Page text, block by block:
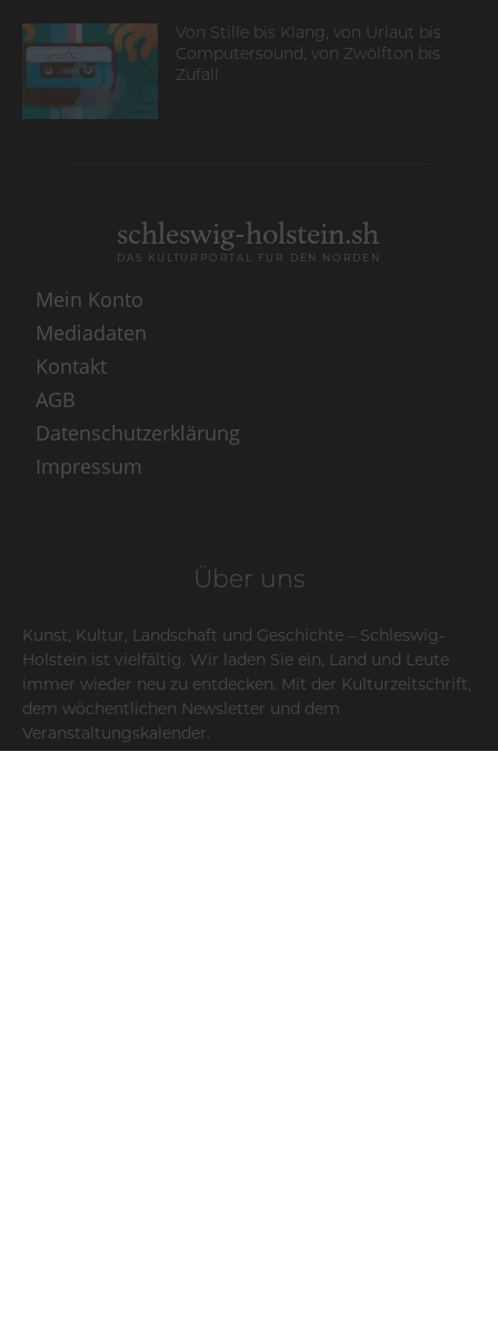
Von Stille bis Klang, von Urlaut bis
Computersound, von Zwölfton bis
Zufall
schleswig-holstein.sh
DAS KULTURPORTAL FÜR DEN NORDEN
Mein Konto
Mediadaten
Kontakt
AGB
Datenschutzerklärung
Impressum
Über uns
Kunst, Kultur, Landschaft und Geschichte – Schleswig-
Holstein ist vielfältig. Wir laden Sie ein, Land und Leute
immer wieder neu zu entdecken. Mit der Kulturzeitschrift,
dem wöchentlichen Newsletter und dem
Veranstaltungskalender.